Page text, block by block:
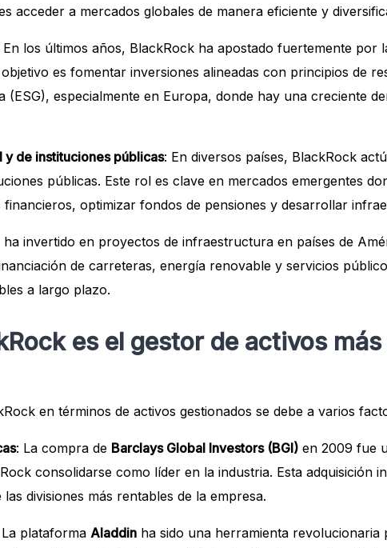
acceder a mercados globales de manera eficiente y
En los últimos años, BlackRock ha apostado fuertemente por
es fomentar inversiones alineadas con principios de
(ESG), especialmente en Europa, donde hay una creciente
de instituciones públicas: En diversos países, BlackRock
públicas. Este rol es clave en mercados emergentes
financieros, optimizar fondos de pensiones y desarrollar
ha invertido en proyectos de infraestructura en países de
de carreteras, energía renovable y servicios
a largo plazo.
es el gestor de activos
en términos de activos gestionados se debe a varios
: La compra de Barclays Global Investors (BGI) en 2009 fue
consolidarse como líder en la industria. Esta adquisición
divisiones más rentables de la empresa.
La plataforma Aladdin ha sido una herramienta revolucionaria